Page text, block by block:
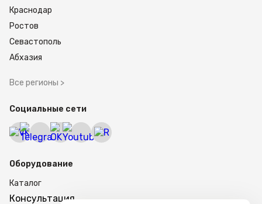
Краснодар
Ростов
Севастополь
Абхазия
Все регионы >
Социальные сети
Оборудование
Каталог
Консультация